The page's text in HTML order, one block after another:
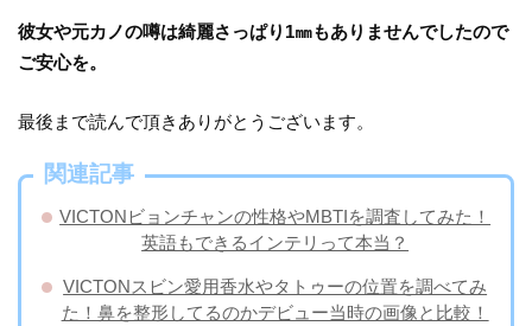
彼女や元カノの噂は綺麗さっぱり1㎜もありませんでしたので
ご安心を。
最後まで読んで頂きありがとうございます。
関連記事
VICTONビョンチャンの性格やMBTIを調査してみた！
英語もできるインテリって本当？
VICTONスビン愛用香水やタトゥーの位置を調べてみ
た！鼻を整形してるのかデビュー当時の画像と比較！